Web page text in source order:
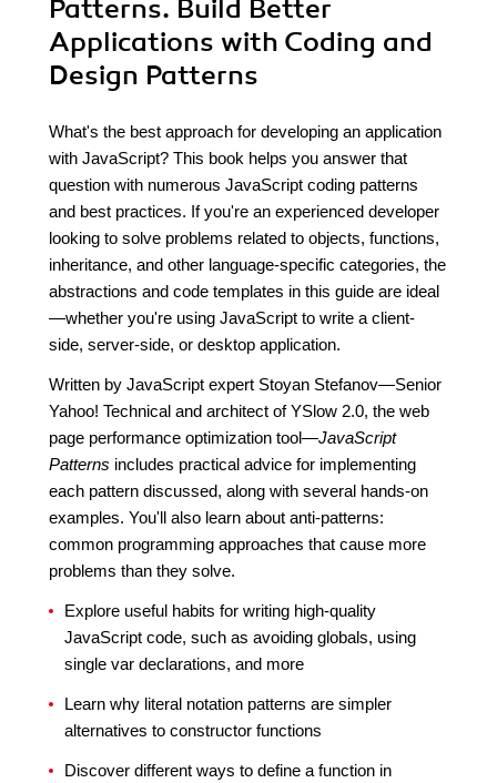
Patterns. Build Better
Applications with Coding and
Design Patterns
What's the best approach for developing an application
with JavaScript? This book helps you answer that
question with numerous JavaScript coding patterns
and best practices. If you're an experienced developer
looking to solve problems related to objects, functions,
inheritance, and other language-specific categories, the
abstractions and code templates in this guide are ideal
—whether you're using JavaScript to write a client-
side, server-side, or desktop application.
Written by JavaScript expert Stoyan Stefanov—Senior
Yahoo! Technical and architect of YSlow 2.0, the web
page performance optimization tool—JavaScript
Patterns includes practical advice for implementing
each pattern discussed, along with several hands-on
examples. You'll also learn about anti-patterns:
common programming approaches that cause more
problems than they solve.
Explore useful habits for writing high-quality
JavaScript code, such as avoiding globals, using
single var declarations, and more
Learn why literal notation patterns are simpler
alternatives to constructor functions
Discover different ways to define a function in